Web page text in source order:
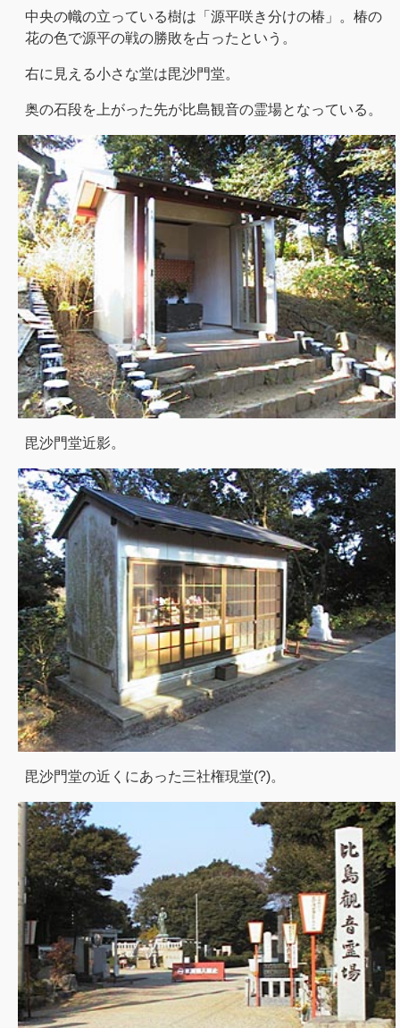
中央の幟の立っている樹は「源平咲き分けの椿」。椿の
花の色で源平の戦の勝敗を占ったという。
右に見える小さな堂は毘沙門堂。
奥の石段を上がった先が比島観音の霊場となっている。
毘沙門堂近影。
毘沙門堂の近くにあった三社権現堂(?)。